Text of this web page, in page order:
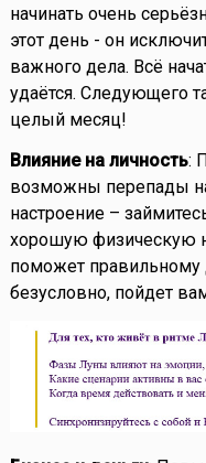
начинать очень
этот день - он
важного дела. Всё
удаётся. Следующего
целый месяц!
Влияние на личность:
возможны перепады
настроение –
хорошую физическую
поможет
безусловно, пойдет